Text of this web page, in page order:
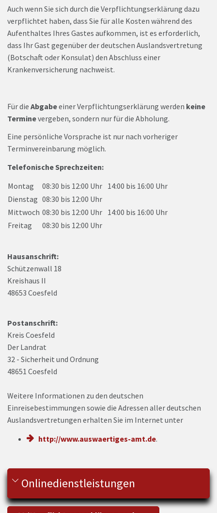
Auch wenn Sie sich durch die Verpflichtungserklärung dazu
verpflichtet haben, dass Sie für alle Kosten während des
Aufenthaltes Ihres Gastes aufkommen, ist es erforderlich,
dass Ihr Gast gegenüber der deutschen Auslandsvertretung
(Botschaft oder Konsulat) den Abschluss einer
Krankenversicherung nachweist.
Für die Abgabeeiner Verpflichtungserklärung werden keine
Terminevergeben, sondern nur für die Abholung.
Eine persönliche Vorsprache ist nur nach vorheriger
Terminvereinbarung möglich.
Telefonische Sprechzeiten:
Montag
08:30 bis 12:00 Uhr 14:00 bis 16:00 Uhr
Dienstag 08:30 bis 12:00 Uhr
Mittwoch 08:30 bis 12:00 Uhr 14:00 bis 16:00 Uhr
Freitag
08:30 bis 12:00 Uhr
Hausanschrift:
Schützenwall 18
Kreishaus II
48653 Coesfeld
Postanschrift:
Kreis Coesfeld
Der Landrat
32 - Sicherheit und Ordnung
48651 Coesfeld
Weitere Informationen zu den deutschen
Einreisebestimmungen sowie die Adressen aller deutschen
Auslandsvertretungen erhalten Sie im Internet unter
http://www.auswaertiges-amt.de.
Onlinedienstleistungen